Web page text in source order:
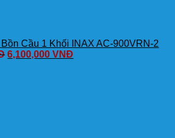
Bồn Cầu 1 Khối INAX AC-900VRN-2
6,100,000VNĐ